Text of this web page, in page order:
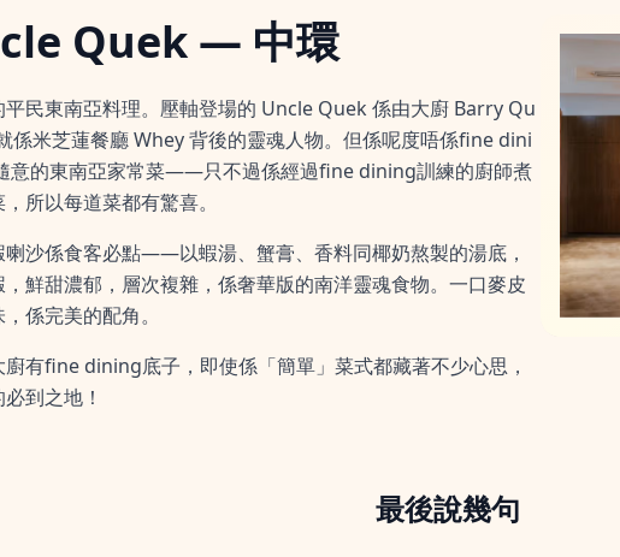
Quek — 中環
平民東南亞料理。壓軸登場的 Uncle Quek 係由大廚 Barry Qu
係米芝蓮餐廳 Whey 背後的靈魂人物。但係呢度唔係fine dini
意的東南亞家常菜——只不過係經過fine dining訓練的廚師煮
所以每道菜都有驚喜。
喇沙係食客必點——以蝦湯、蟹膏、香料同椰奶熬製的湯底，
鮮甜濃郁，層次複雜，係奢華版的南洋靈魂食物。一口麥皮
係完美的配角。
有fine dining底子，即使係「簡單」菜式都藏著不少心思，
到之地！
最後說幾句